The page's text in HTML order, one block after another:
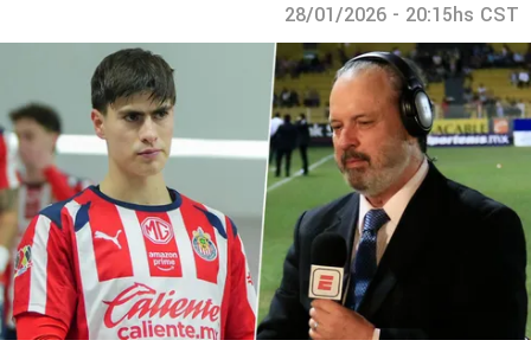
28/01/2026 - 20:15hs CST